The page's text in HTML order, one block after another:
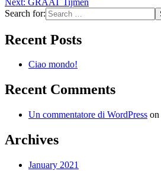
Search for:
Recent Posts
Ciao mondo!
Recent Comments
Un commentatore di WordPress on
Archives
January 2021